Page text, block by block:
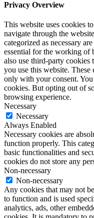
Privacy Overview
This website uses cookies
navigate through the
categorized as necessary
essential for the working of
also use third-party cookies
you use this website.
only with your consent.
cookies. But opting out of
browsing experience.
Necessary
Necessary
Always Enabled
Necessary cookies are
function properly. This
basic functionalities and
cookies do not store any
Non-necessary
Non-necessary
Any cookies that may not
to function and is used
analytics, ads, other